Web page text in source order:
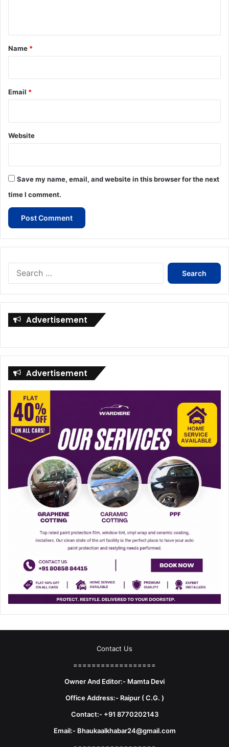
*
Name *
Email *
Website
Save my name, email, and website in this browser for the next
time I comment.
Search
Advertisement
Advertisement
Contact Us
==================
Owner And Editor:- Mamta Devi
Office Address:- Raipur ( C.G. )
Contact:- +91 8770202143
Email:- Bhaukaalkhabar24@gmail.com